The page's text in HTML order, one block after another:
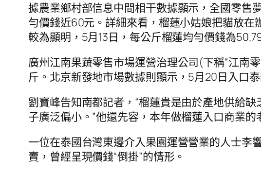
據農業鄉村部信息中間相干數據顯示，全國零售
勻價錢近60元。詳細來看，榴蓮小姑娘把貓放
較為顯明，5月13日，每公斤榴蓮均勻價錢為
廣州江南果蔬零售市場運營治理公司(下稱“江南
斤。北京新發地市場數據則顯示，5月20日入口
劉寶峰告知南都記者，“榴蓮貴是由於產地供給
子廣泛偏小。”他還先容，本年做榴蓮入口商業
一位在泰國台灣東邊介入果園運營營業的人士李
賣，曾經呈現價錢“倒掛”的情形。